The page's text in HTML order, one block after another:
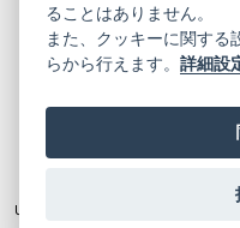
English
© 2019
Unauthorized copying and
ることはありません。
また、クッキーに関する
らから行えます。詳細設